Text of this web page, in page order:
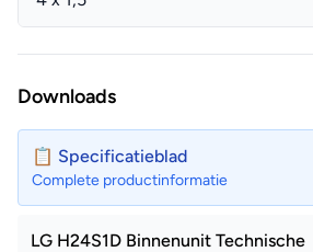
Downloads
📋 Specificatieblad
Complete productinformatie
LG H24S1D Binnenunit Technische